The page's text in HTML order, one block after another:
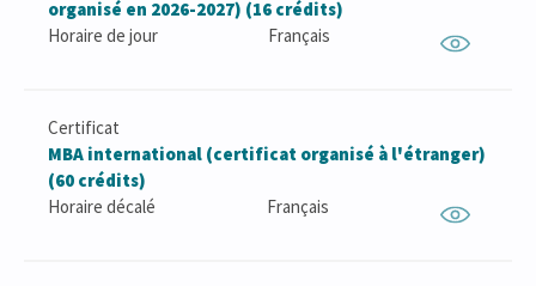
organisé en 2026-2027) (16 crédits)
Horaire de jour
Français
Certificat
MBA international (certificat organisé à l'étranger)
(60 crédits)
Horaire décalé
Français